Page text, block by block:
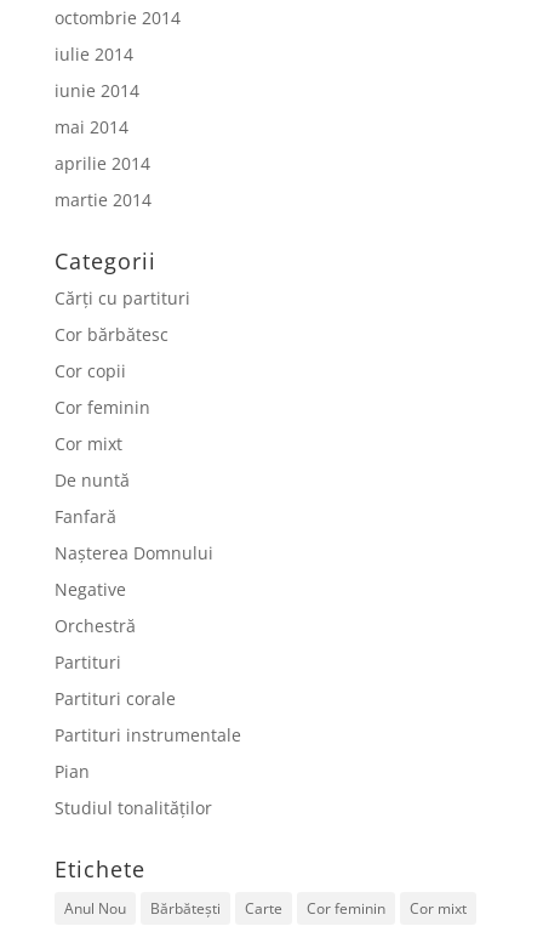
octombrie 2014
iulie 2014
iunie 2014
mai 2014
aprilie 2014
martie 2014
Categorii
Cărți cu partituri
Cor bărbătesc
Cor copii
Cor feminin
Cor mixt
De nuntă
Fanfară
Nașterea Domnului
Negative
Orchestră
Partituri
Partituri corale
Partituri instrumentale
Pian
Studiul tonalităților
Etichete
Anul Nou Bărbătești Carte Cor feminin Cor mixt